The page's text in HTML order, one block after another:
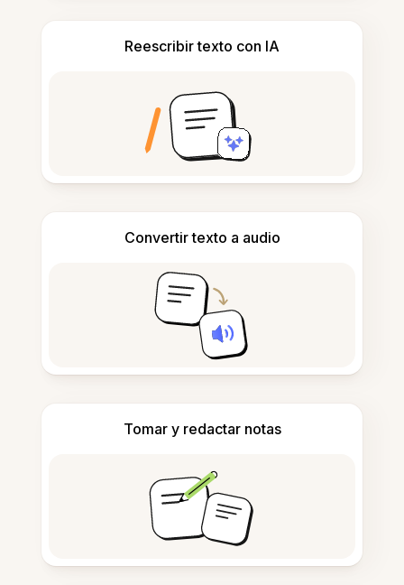
Reescribir texto con IA
Convertir texto a audio
Tomar y redactar notas